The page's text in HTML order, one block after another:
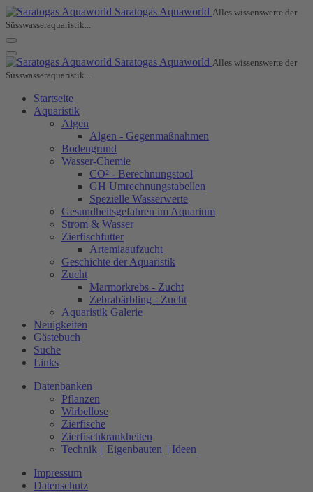
Saratogas Aquaworld Alles wissenswerte der
Süsswasseraquaristik...
Saratogas Aquaworld Alles wissenswerte der
Süsswasseraquaristik...
Startseite
Aquaristik
Algen
Algen - Gegenmaßnahmen
Bodengrund
Wasser-Chemie
CO² - Berechnungstool
GH Umrechnungstabellen
Spezielle Wasserwerte
Gesundheitsgefahren im Aquarium
Strom & Wasser
Zierfischfutter
Artemiaaufzucht
Geschichte der Aquaristik
Zucht
Marmorkrebs - Zucht
Zebrabärbling - Zucht
Aquaristik Galerie
Neuigkeiten
Gästebuch
Suche
Links
Datenbanken
Pflanzen
Wirbellose
Zierfische
Zierfischkrankheiten
Technik || Eigenbauten || Ideen
Impressum
Datenschutz